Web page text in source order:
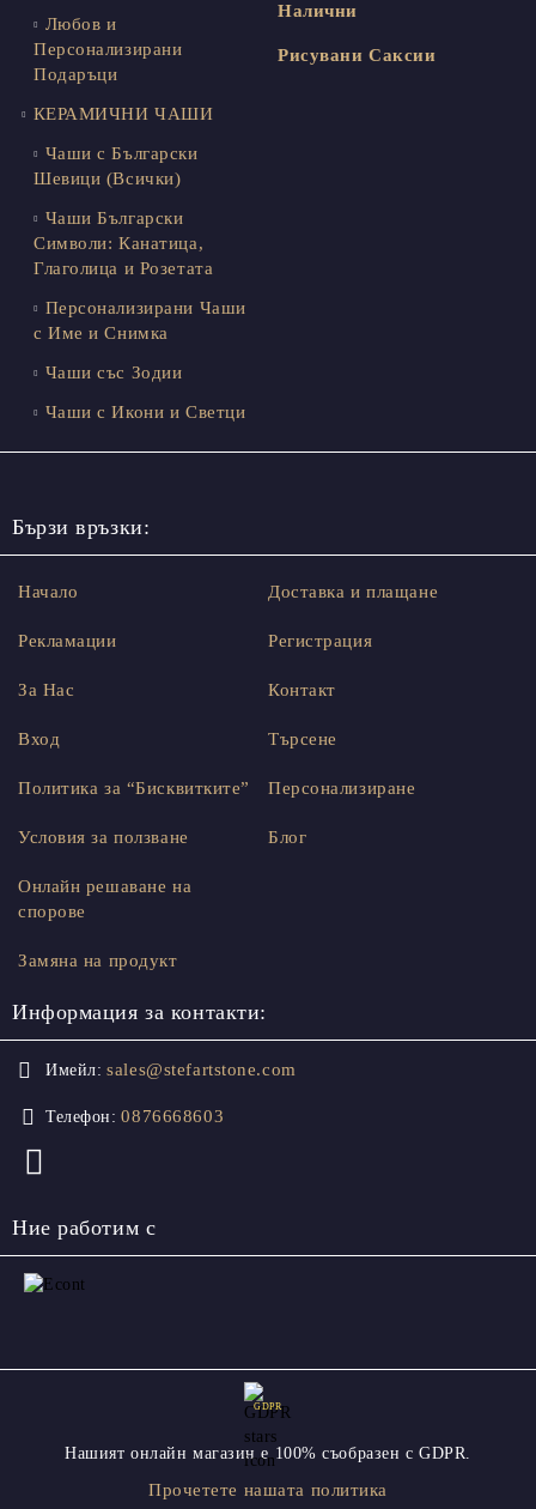
Любов и
Персонализирани
Подаръци
КЕРАМИЧНИ ЧАШИ
Чаши с Български
Шевици (Всички)
Чаши Български
Символи: Канатица,
Глаголица и Розетата
Персонализирани Чаши
с Име и Снимка
Чаши със Зодии
Чаши с Икони и Светци
Налични
Рисувани Саксии
Бързи връзки:
Начало
Рекламации
За Нас
Вход
Доставка и плащане
Регистрация
Контакт
Търсене
Политика за “Бисквитките”
Условия за ползване
Онлайн решаване на
спорове
Замяна на продукт
Персонализиране
Блог
Информация за контакти:
Имейл: sales@stefartstone.com
Телефон: 0876668603
Ние работим с
GDPR
Нашият онлайн магазин е 100% съобразен с GDPR.
Прочетете нашата политика